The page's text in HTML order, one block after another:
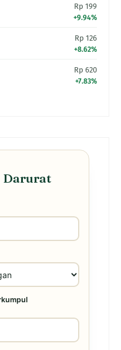
Rp 199
+9.94%
Rp 126
+8.62%
Rp 620
+7.83%
Darurat